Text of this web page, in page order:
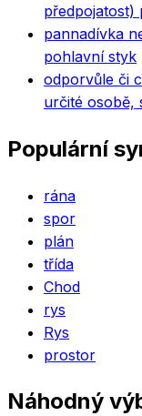
předpojatost)
pannadívka
pohlavní styk
odporvůle či
určité osobě,
Populární
rána
spor
plán
třída
Chod
rys
Rys
prostor
Náhodný